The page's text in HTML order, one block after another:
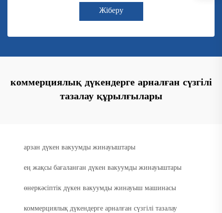
Жіберу
коммерциялық дүкендерге арналған сүзгілі
тазалау құрылғылары
арзан дүкен вакуумды жинауыштары
ең жақсы бағаланған дүкен вакуумды жинауыштары
өнеркәсіптік дүкен вакуумды жинауыш машинасы
коммерциялық дүкендерге арналған сүзгілі тазалау